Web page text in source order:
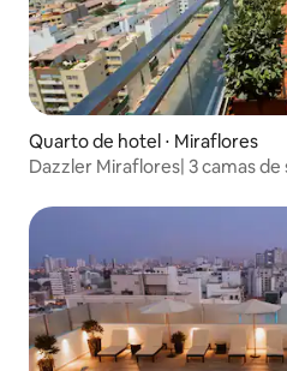
Quarto de hotel ⋅ Miraflores
Dazzler Miraflores| 3 camas